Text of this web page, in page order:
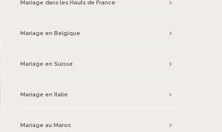
Mariage dans les Hauts de France
Mariage en Belgique
Mariage en Suisse
Mariage en Italie
Mariage au Maroc